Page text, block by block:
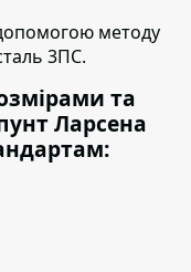
методу
3ПС.
та
Ларсена